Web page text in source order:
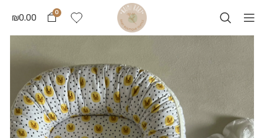
0
₪0.00